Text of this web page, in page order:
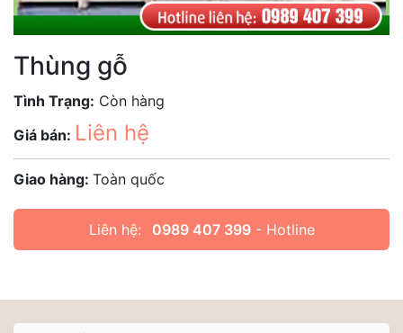
Thùng gỗ
Tình Trạng: Còn hàng
Giá bán: Liên hệ
Giao hàng: Toàn quốc
Liên hệ: 0989 407 399- Hotline